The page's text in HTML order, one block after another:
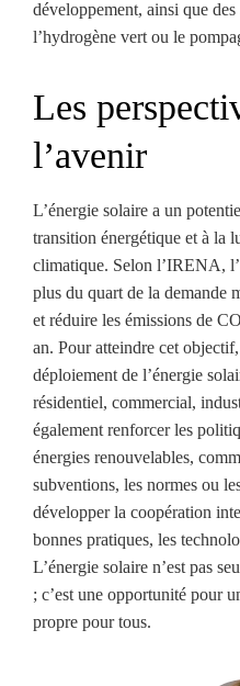
développement, ainsi que
l’hydrogène vert ou le
Les
l’avenir
L’énergie solaire a un
transition énergétique et à la
climatique. Selon l’IRENA,
plus du quart de la demande
et réduire les émissions de
an. Pour atteindre cet
déploiement de l’énergie
résidentiel, commercial,
également renforcer les
énergies renouvelables,
subventions, les normes ou
développer la coopération
bonnes pratiques, les
L’énergie solaire n’est pas
; c’est une opportunité pour
propre pour tous.